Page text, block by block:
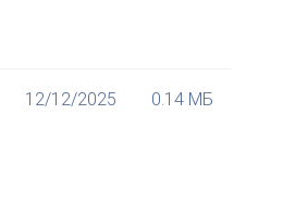
12/12/2025 0.14 МБ